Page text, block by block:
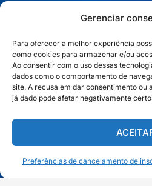
Gerenciar
Para oferecer a melhor experiência
como cookies para armazenar e/ou
Ao consentir com o uso dessas
dados como o comportamento de
site. A recusa em dar consentimento ou
já dado pode afetar negativamente
Preferências de cancelamento de
Dubai
México
Espanha
Encontre a equipe